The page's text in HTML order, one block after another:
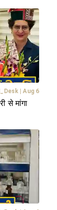
Aug 6
से मांगा